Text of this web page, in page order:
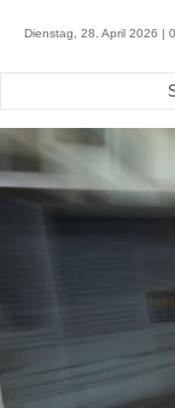
Dienstag, 28. April 2026 |